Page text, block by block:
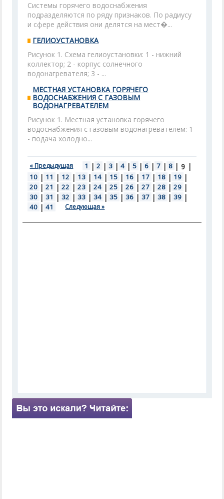
Системы горячего водоснабжения
подразделяются по ряду признаков. По радиусу
и сфере действия они делятся на мест�...
ГЕЛИОУСТАНОВКА
Рисунок 1. Схема гелиоустановки: 1 - нижний
коллектор; 2 - корпус солнечного
водонагревателя; 3 - ...
МЕСТНАЯ УСТАНОВКА ГОРЯЧЕГО
ВОДОСНАБЖЕНИЯ С ГАЗОВЫМ
ВОДОНАГРЕВАТЕЛЕМ
Рисунок 1. Местная установка горячего
водоснабжения с газовым водонагревателем: 1
- подача холодно...
« Предыдущая 1 | 2 | 3 | 4 | 5 | 6 | 7 | 8 | 9 |
10 | 11 | 12 | 13 | 14 | 15 | 16 | 17 | 18 | 19 |
20 | 21 | 22 | 23 | 24 | 25 | 26 | 27 | 28 | 29 |
30 | 31 | 32 | 33 | 34 | 35 | 36 | 37 | 38 | 39 |
40 | 41 Следующая »